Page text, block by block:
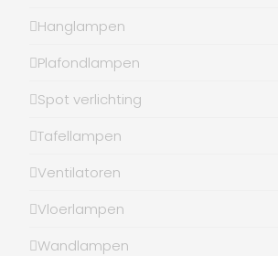
Hanglampen
Plafondlampen
Spot verlichting
Tafellampen
Ventilatoren
Vloerlampen
Wandlampen